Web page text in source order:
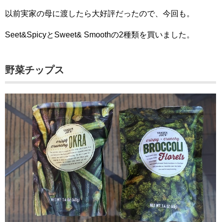
以前実家の母に渡したら大好評だったので、今回も。
Seet&SpicyとSweet& Smoothの2種類を買いました。
野菜チップス